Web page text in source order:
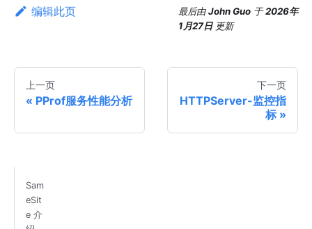
编辑此页 最后由John Guo 于2026年
1月27日 更新
上一页
PProf服务性能分析
下一页
HTTPServer-监控指
标
Sam
eSit
e 介